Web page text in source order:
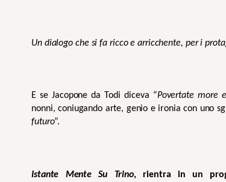
Un dialogo che si fa ricco e arricchente, per i
E se Jacopone da Todi diceva “Povertate more
nonni, coniugando arte, genio e ironia con uno
futuro”.
Istante Mente Su Trino